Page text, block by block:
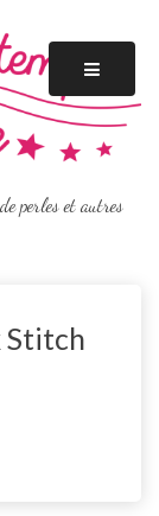
perles et autres
Stitch